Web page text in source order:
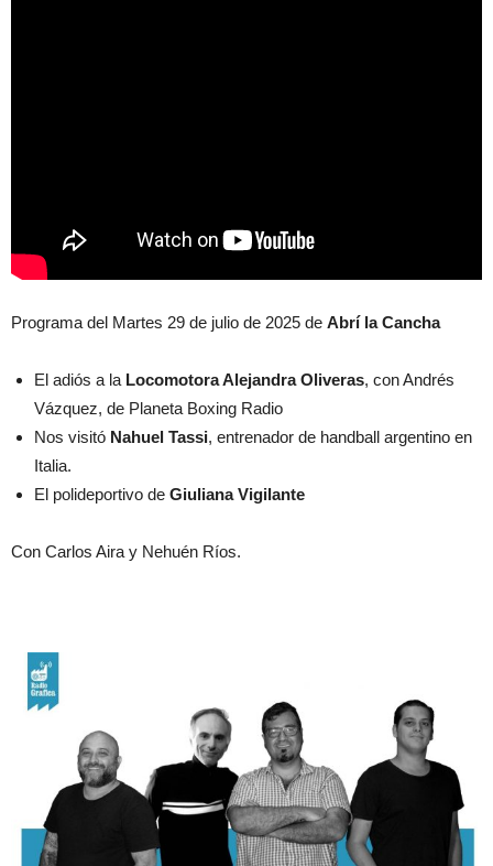
Programa del Martes 29 de julio de 2025 de Abrí la Cancha
El adiós a la Locomotora Alejandra Oliveras, con Andrés
Vázquez, de Planeta Boxing Radio
Nos visitó Nahuel Tassi, entrenador de handball argentino en
Italia.
El polideportivo de Giuliana Vigilante
Con Carlos Aira y Nehuén Ríos.